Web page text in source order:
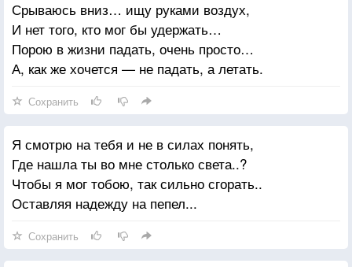
Срываюсь вниз… ищу руками воздух,
И нет того, кто мог бы удержать…
Порою в жизни падать, очень просто…
А, как же хочется — не падать, а летать.
Сохранить
Я смотрю на тебя и не в силах понять,
Где нашла ты во мне столько света..?
Чтобы я мог тобою, так сильно сгорать..
Оставляя надежду на пепел...
Сохранить